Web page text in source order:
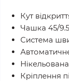
Кут
Чашка 45/
Система
Кріплення